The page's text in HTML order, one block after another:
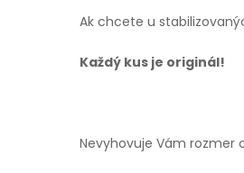
Ak chcete u
Každý kus je originál!
Nevyhovuje Vám rozmer